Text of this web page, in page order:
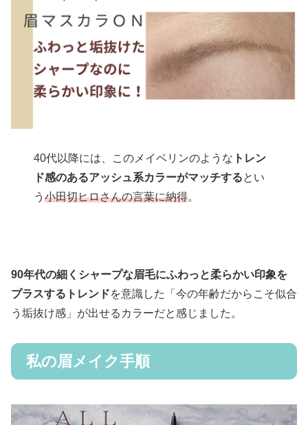
40代以降には、このメイベリンのような トレン
ド感のあるアッシュ系カラーがマッチするとい
う小田切ヒロさんの言葉に納得。
90年代の細くシャープな眉毛にふわっと柔らかい印象を
プラスするトレンドを意識した「今の年齢だからこそ似合
う垢抜け感」が出せるカラーだと感じました。
私の眉メイク手順